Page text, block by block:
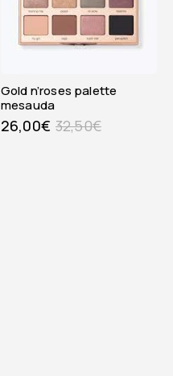
gold n’roses palette
mesauda
32,50€
26,00€